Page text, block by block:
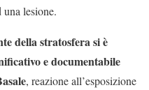
lesione.
della stratosfera si è
edocumentabile
, reazione all’esposizione